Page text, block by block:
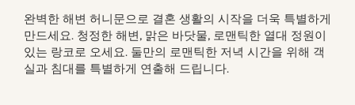
완벽한 해변 허니문으로 결혼 생활의 시작을 더욱 특별하게
만드세요. 청정한 해변, 맑은 바닷물, 로맨틱한 열대 정원이
있는 랑코로 오세요. 둘만의 로맨틱한 저녁 시간을 위해 객
실과 침대를 특별하게 연출해 드립니다.